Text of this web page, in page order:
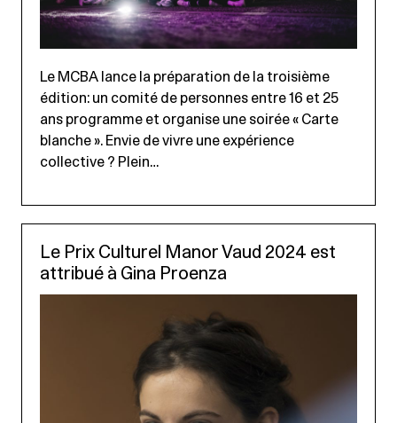
Le MCBA lance la préparation de la troisième
édition: un comité de personnes entre 16 et 25
ans programme et organise une soirée « Carte
blanche ». Envie de vivre une expérience
collective ? Plein…
Le Prix Culturel Manor Vaud 2024 est
attribué à Gina Proenza